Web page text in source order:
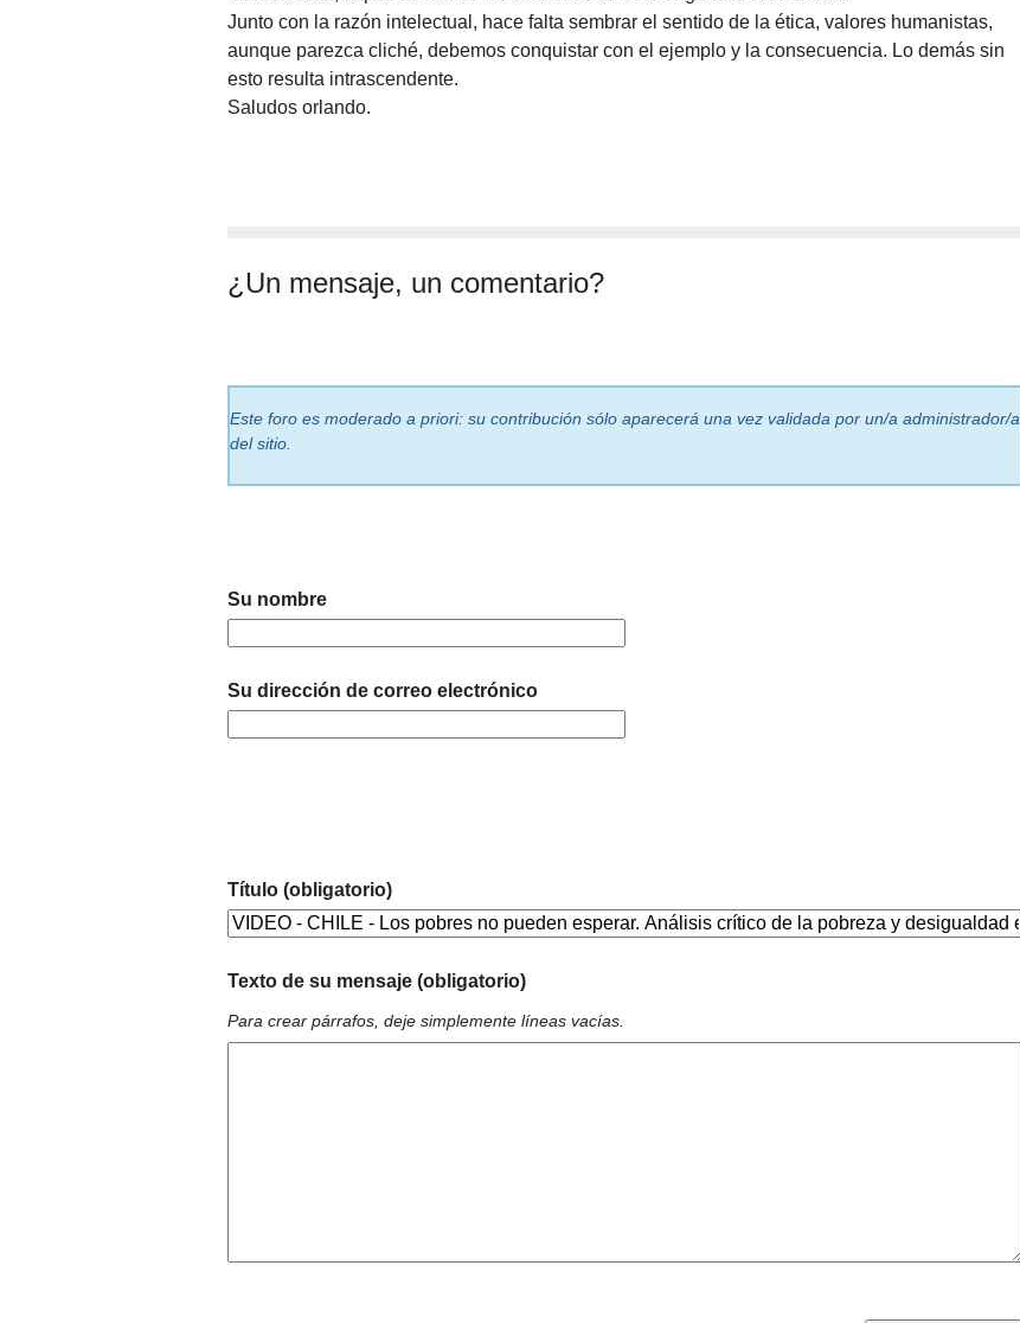
Junto con la razón intelectual, hace falta sembrar el sentido de la ética, valores humanistas,
aunque parezca cliché, debemos conquistar con el ejemplo y la consecuencia. Lo demás sin
esto resulta intrascendente.
Saludos orlando.
¿Un mensaje, un comentario?
Este foro es moderado a priori: su contribución sólo aparecerá una vez validada por un/a administrador/a
del sitio.
Su nombre
Su dirección de correo electrónico
Título (obligatorio)
Texto de su mensaje (obligatorio)
Para crear párrafos, deje simplemente líneas vacías.